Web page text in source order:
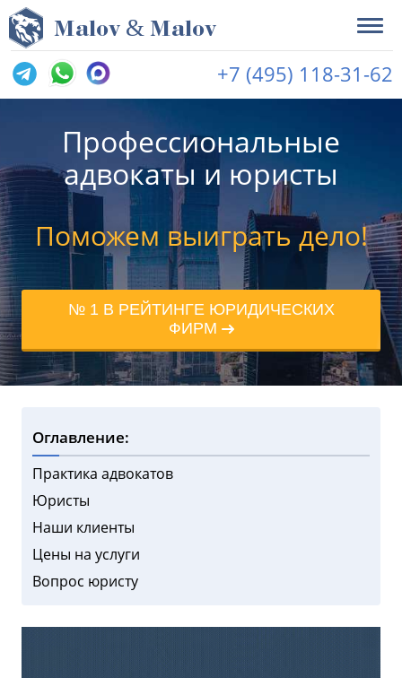
Malov & Malov
+7 (495) 118-31-62
Профессиональные
адвокаты и юристы
Поможем выиграть дело!
№ 1 В РЕЙТИНГЕ ЮРИДИЧЕСКИХ
ФИРМ
Оглавление:
Практика адвокатов
Юристы
Наши клиенты
Цены на услуги
Вопрос юристу